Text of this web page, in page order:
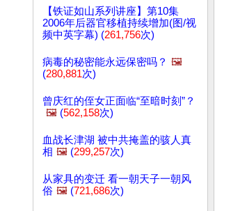
【铁证如山系列讲座】第10集
2006年后器官移植持续增加(图/视
频中英字幕) (261,756次)
病毒的秘密能永远保密吗？ 🖼️
(280,881次)
曾庆红的侄女正面临“至暗时刻”？
🖼️ (562,158次)
血战长津湖 被中共掩盖的骇人真
相 🖼️ (299,257次)
从家具的变迁 看一朝天子一朝风
俗 🖼️ (721,686次)